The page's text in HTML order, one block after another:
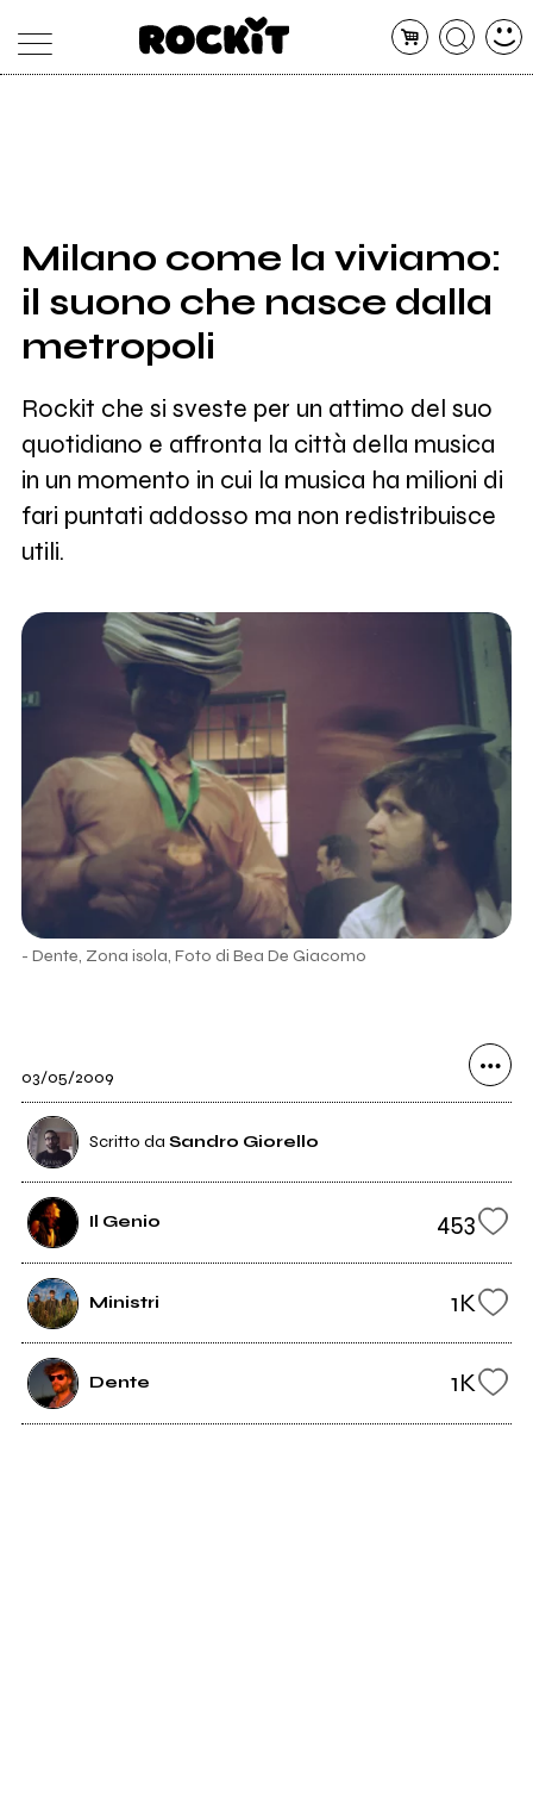
SHOP
RADIO
Milano come la viviamo:
il suono che nasce dalla
metropoli
Rockit che si sveste per un attimo del suo
quotidiano e affronta la città della musica
in un momento in cui la musica ha milioni di
fari puntati addosso ma non redistribuisce
utili.
- Dente, Zona isola, Foto di Bea De Giacomo
03/05/2009
Scritto da Sandro Giorello
Il Genio 453
Ministri 1K
Dente 1K